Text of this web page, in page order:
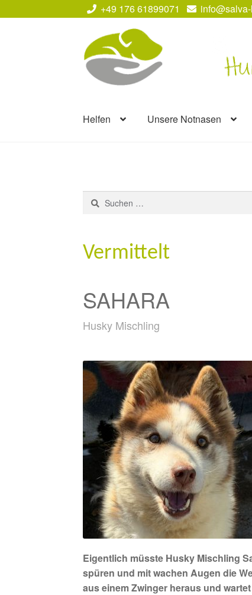
+49 176 61899071
Navigation
springen
Zum
Inhalt
springen
Helfen Unsere Notnasen
Suchen
nach:
Vermittelt
SAHARA
Husky Mischling
Eigentlich müsste Husky Mischling
spüren und mit wachen Augen die
aus einem Zwinger heraus und